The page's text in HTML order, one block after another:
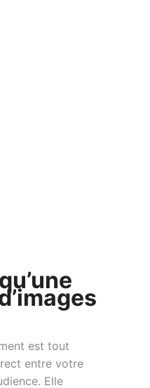
est tout
entre votre
Elle